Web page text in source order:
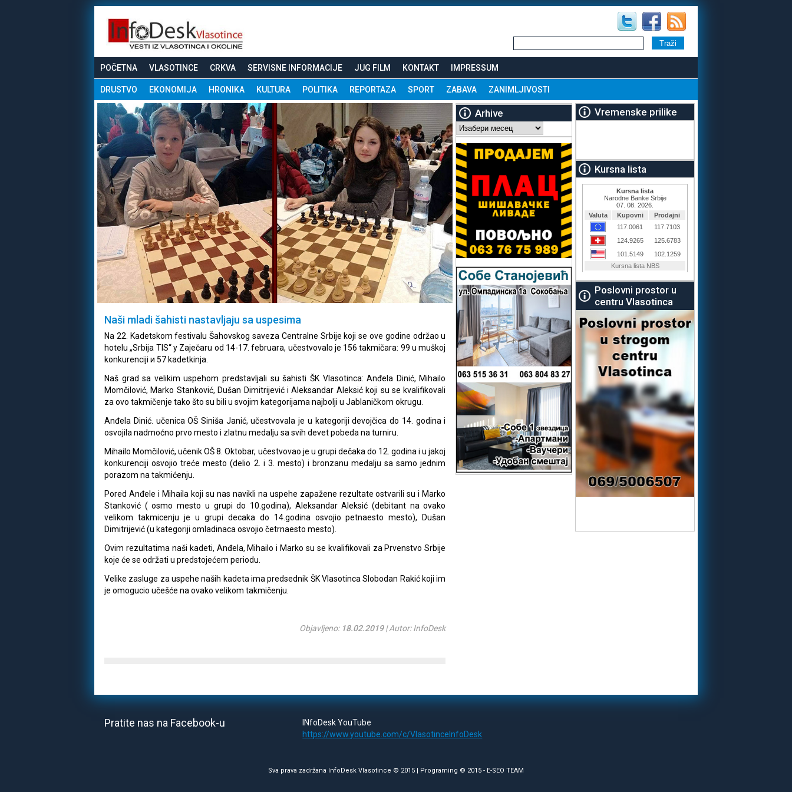
POČETNA VLASOTINCE CRKVA SERVISNE INFORMACIJE JUG FILM KONTAKT IMPRESSUM
DRUSTVO EKONOMIJA HRONIKA KULTURA POLITIKA REPORTAZA SPORT ZABAVA ZANIMLJIVOSTI
Naši mladi šahisti nastavljaju sa uspesima
Na 22. Kadetskom festivalu Šahovskog saveza Centralne Srbije koji se ove godine održao u
hotelu „Srbija TIS“ у Zaječaru od 14-17. februara, učestvovalo je 156 takmičara: 99 u muškoj
konkurenciji и 57 kadetkinja.
Naš grad sa velikim uspehom predstavljali su šahisti ŠK Vlasotinca: Anđela Dinić, Mihailo
Momčilović, Marko Stanković, Dušan Dimitrijević i Aleksandar Aleksić koji su se kvalifikovali
za ovo takmičenje tako što su bili u svojim kategorijama najbolji u Jablaničkom okrugu.
Anđela Dinić. učenica OŠ Siniša Janić, učestvovala je u kategoriji devojčica do 14. godina i
osvojila nadmoćno prvo mesto i zlatnu medalju sa svih devet pobeda na turniru.
Mihailo Momčilović, učenik OŠ 8. Oktobar, učestvovao je u grupi dečaka do 12. godina i u jakoj
konkurenciji osvojio treće mesto (delio 2. i 3. mesto) i bronzanu medalju sa samo jednim
porazom na takmićenju.
Pored Anđele i Mihaila koji su nas navikli na uspehe zapažene rezultate ostvarili su i Marko
Stanković ( osmo mesto u grupi do 10.godina), Aleksandar Aleksić (debitant na ovako
velikom takmicenju je u grupi decaka do 14.godina osvojio petnaesto mesto), Dušan
Dimitrijević (u kategoriji omladinaca osvojio četrnaesto mesto).
Ovim rezultatima naši kadeti, Anđela, Mihailo i Marko su se kvalifikovali za Prvenstvo Srbije
koje će se održati u predstojećem periodu.
Velike zasluge za uspehe naših kadeta ima predsednik ŠK Vlasotinca Slobodan Rakić koji im
je omogucio učešće na ovako velikom takmičenju.
Objavljeno: 18.02.2019| Autor: InfoDesk
Arhive
Arhive
Vremenske prilike
Kursna lista
Poslovni prostor u
centru Vlasotinca
Pratite nas na Facebook-u
INfoDesk YouTube
https://www.youtube.com/c/VlasotinceInfoDesk
Sva prava zadržana InfoDesk Vlasotince © 2015 | Programing © 2015 - E-SEO TEAM